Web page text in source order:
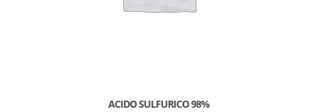
ACIDO SULFURICO 98%